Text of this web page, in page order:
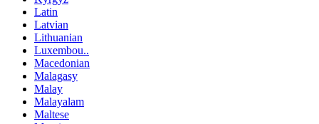
Latin
Latvian
Lithuanian
Luxembou..
Macedonian
Malagasy
Malay
Malayalam
Maltese